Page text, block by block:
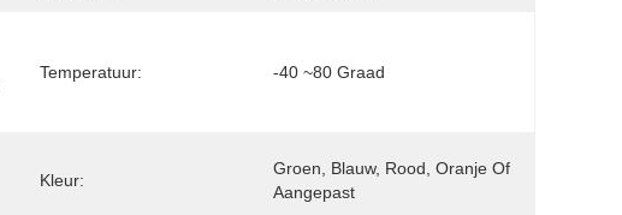
Temperatuur: -40 ~80 Graad
Kleur:
Groen, Blauw, Rood, Oranje Of
Aangepast